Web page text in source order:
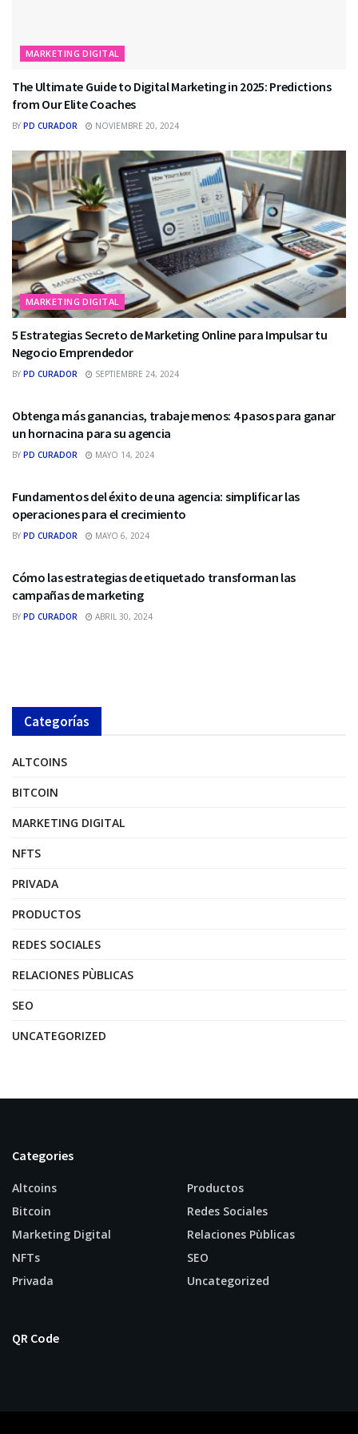
MARKETING DIGITAL
The Ultimate Guide to Digital Marketing in 2025: Predictions
from Our Elite Coaches
BY PD CURADOR NOVIEMBRE 20, 2024
MARKETING DIGITAL
5 Estrategias Secreto de Marketing Online para Impulsar tu
Negocio Emprendedor
BY PD CURADOR SEPTIEMBRE 24, 2024
Obtenga más ganancias, trabaje menos: 4 pasos para ganar
un hornacina para su agencia
BY PD CURADOR MAYO 14, 2024
Fundamentos del éxito de una agencia: simplificar las
operaciones para el crecimiento
BY PD CURADOR MAYO 6, 2024
Cómo las estrategias de etiquetado transforman las
campañas de marketing
BY PD CURADOR ABRIL 30, 2024
Categorías
ALTCOINS
BITCOIN
MARKETING DIGITAL
NFTS
PRIVADA
PRODUCTOS
REDES SOCIALES
RELACIONES PÙBLICAS
SEO
UNCATEGORIZED
Categories
Altcoins
Bitcoin
Marketing Digital
NFTs
Privada
Productos
Redes Sociales
Relaciones Pùblicas
SEO
Uncategorized
QR Code